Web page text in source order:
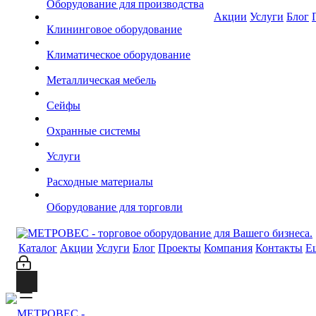
Оборудование для производства
Клининговое оборудование
Климатическое оборудование
Металлическая мебель
Сейфы
Охранные системы
Услуги
Расходные материалы
Оборудование для торговли
Акции Услуги Блог
Каталог Акции Услуги Блог Проекты Компания Контакты